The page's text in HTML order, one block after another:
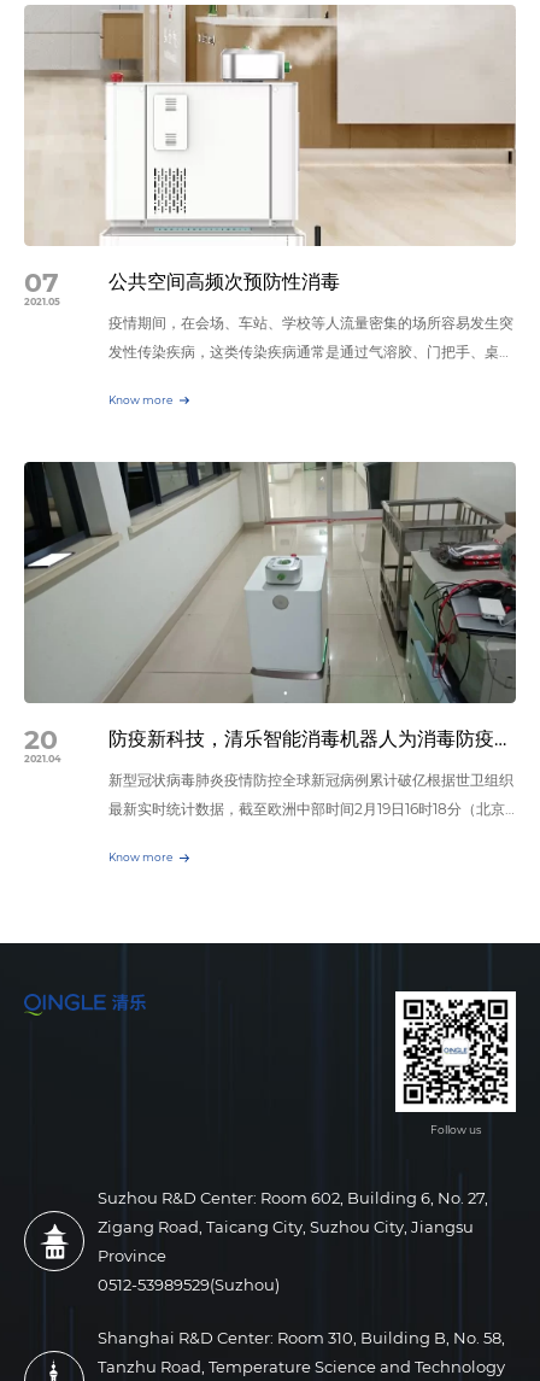
PART THREE 关于清乐 苏州清乐智能科技有限公司坐落于太仓
市科教新城。公司成立于2019年，获得省重点研发计划专项
（“新型冠状病毒肺炎”疫情防控科技应急攻关第二批项目）和苏
州市冠状病毒感染应急防治科技专项项目立项，并入库苏州市
（第四批）人工智能和大数据企业。 公司主要面向医院、公共
交通、药厂和食品厂环境等领域研发高安全性、可自适应调节消
毒模式、智能的专业消毒机。 公司吸引并拥有全球最优秀的人
才，多名博士和硕士作为主要技术骨干，拥有强劲的技术成果产
主知识产权。 未来，期待与您一起迎接人工智能时代！
倍。机场相关负责人表示“要切实的做好疫情防控的工作，清乐
智能消毒机可以在短时间内，对空气中和物体表面上的细菌和病
毒进行消除，不仅避免了人工消毒存在的风险，更为旅客营造了
健康安全的出行环境。 ”“现在疫情期间坐飞机，都提心吊胆的。
看到机场有在做好消毒的措施，还有这么高科技的消毒机器人每
天消毒，心里放心多了。”在机场候机的肖女士说道。目前，清
乐智能消毒机已经被广泛应用于机场、医院、轨道交通、药厂、
疾控中心等领域。未来苏州清乐将继续创新研发，为疫情防控贡
利华府小区三期、茅亭小区由低风险地区调整为中风险地区。其
他地区风险等级不变。 去年10月份山东省青岛市胸科医院发生
聚集性新冠肺炎疫情，为汲取教训，举一反三，切实做好疫情防
控工作。四川省卫生健康委印发了《关于印发放射科新冠肺炎疫
情防控工作指引的通知》。 疫情反弹 放射科如何有效防疫？
区域划分 放射科影像检查需按照院内感染防控要求明确划分污
染区、半污染区和清洁区，均执行严格消毒。发热门诊、放射科
污染区和半污染区、医院隔离病房等区域属于院内感染防控的重
点区域（确诊患者检查后必须终末消毒后才能进行疑似患者检
查），设立专用放射检查通道。 普通患者与发热患者分开检查
前，技师与保卫部人员协同合作，疏散机房候诊区无关患者及家
属，留出隔离通道，做好清洁准备。待疑似或确诊患者检查结束
沟通，将疑似患者与确诊患者分时段检查。建议先对疑似患者、
后对确诊患者进行检查。疑似患者检查结束后，可继续做确诊患
者。每个疑似患者检查结束后均应按照规定消毒，全部患者检查
结束后，按照消毒规定对设备及地面进行终末消毒及紫外线消毒
和通风。若先做确诊患者，应在确诊患者检查结束后，按照规定
进行消毒，紫外线消毒或通风60分钟以上，再对疑似患者进行
检查。 放射科影像检查设备的使用与安排 CT检查 1.为防止交叉
感染，应设立独立的医学影像检查区域或专用放射检查设备。 2.
若无条件单独划分专用检查机房（如CT检查机房），需要在当
前患者扫描结束后进行严格的设备和空气消毒，再进行下一位常
设备放在新冠状病毒肺炎隔离病区等重点区域内，为危重患者拍
床旁片。 2.床旁拍摄，做好平板探测器或IP板的防护，建议用一
次性塑料袋包裹平板，使用后进行消毒处理。 3.在重点区域内对
剂、腐蚀性的去污剂以及腐蚀性的抛光剂。如不能确定清洁剂的
特性，请勿使用。 2.镀铬部件只能用干的毛巾擦拭。不要使用磨
蚀性的抛光剂。为了保护表面的涂层，请使用非磨蚀性的蜡。塑
料材质表面只能用肥皂和水清洁，如果使用其他去污剂（例如，
高浓度乙醇），塑料材料会失去光泽并容易开裂。 3.任何标准的
玻璃清洁剂都可用于清洁触摸屏，注意避免使用含有氨的产品。
去液滴防止流淌至设备缝隙。灰尘和指印一般不影响密封触摸屏
的使用。 设备消毒 按照《医疗机构环境表面清洁与消毒管理规
范》，普通机房每天早晚两次清洁与消毒，且采用中度水平消
毒。疑似或确诊新冠肺炎病人使用过的机房，如数字X线摄影
75%乙醇擦拭消毒，如有污物或肉眼可见污渍，先使用一次性吸
水材料完全清除污渍后，再行消毒。切勿使用腐蚀性消毒剂或灭
07
2021.05
公共空间高频次预防性消毒
疫情期间，在会场、车站、学校等人流量密集的场所容易发生突
发性传染疾病，这类传染疾病通常是通过气溶胶、门把手、桌椅
重要的一点就是要对空气和物体表面进行高效的消毒。 消毒与
跌落到最低点，随着时间的推移，病菌会在适当的温度和湿度环
境下继续增长繁殖，病菌繁殖一代一般需要20～30分钟，尤其
在会议室、酒店大堂、候车厅等人流量大且人员密集的公共场所
细菌繁殖会更快。病菌感染人群通过打喷嚏、咳嗽等在局部区域
形成气溶胶传播，如果不及时消毒，病菌将很容易传染给健康人
群。 人头攒动的候车大厅 目前，市面上常见的消毒方法有过
氧化氢、次氯酸等化学药物消毒法。根据国家相关规定，化学药
物消毒时禁止未穿戴防护装备的人员停留现场，以免对人体的呼
吸道、薄膜组织产生损伤。此外，国内新兴的等离子臭氧消毒也
是一种业内认可的比较安全的消毒方式。 我们在智能消毒机器
能消毒机器人首先喷洒出1-5微米的次氯酸干雾，从而迅速杀灭
空气和物表的多种病毒，为人员清理出一块安全的工作环境。其
出先进的“公共空间高频次预防性消毒模型”，把药水干雾和等离
子臭氧消毒有机结合，实现自主移动、每天消毒10次的高频率预
防性消毒，这不仅有效控制了人流密集场所的病毒传播，还极大
的降低了消毒成本，为以后的日常预防性消毒工作开辟了一条新
的道路。 按照六年期消毒成本计算，每天10次的高频率预防性
消毒费用小于100元人民币（包括药水+人员+设备等费用），这
Know more
20
2021.04
防疫新科技，清乐智能消毒机器人为消毒防疫护航
新型冠状病毒肺炎疫情防控全球新冠病例累计破亿根据世卫组织
最新实时统计数据，截至欧洲中部时间2月19日16时18分（北京
109997288例，累计死亡病例2435145例。 消毒工作困难重重
剂的配制，对整个封闭区域展开全面的消杀。由于工作量巨大，
整个终末消毒耗时7天完成。唐毅 区疾控中心消毒科：这个小区
是老旧小区，相对来说环境比较脏乱一点。对于消毒剂的消耗是
很大的。为尽量减少消毒对居民家中物品的损伤，入户消毒所用
器具和药剂配比，与公共部位不一样，需要特别配制，使用的消
工也是非常大。 智能消毒机解决消毒难题由上海黄浦区居民区
消杀工作的过程，可以了解到消毒工作面临着环境复杂、人员配
Know more
Follow us
Suzhou R&D Center: Room 602, Building 6, No. 27,
Zigang Road, Taicang City, Suzhou City, Jiangsu
Province
0512-53989529(Suzhou)
Shanghai R&D Center: Room 310, Building B, No. 58,
Tanzhu Road, Temperature Science and Technology